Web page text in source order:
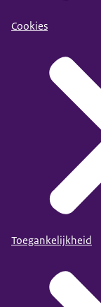
Cookies
Toegankelijkheid